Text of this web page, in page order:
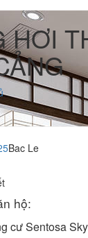
HƠI
Bac Le
hộ:
cư Sentosa